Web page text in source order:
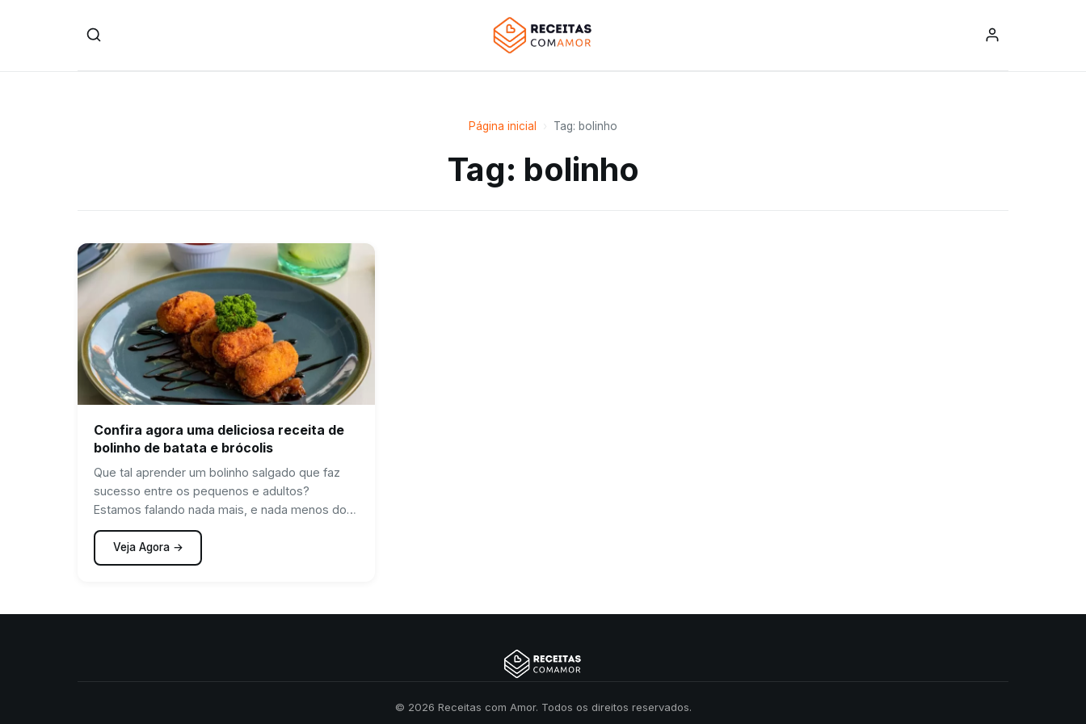
Página inicial Tag: bolinho
Tag: bolinho
Confira agora uma deliciosa receita de
bolinho de batata e brócolis
Que tal aprender um bolinho salgado que faz
sucesso entre os pequenos e adultos?
Estamos falando nada mais, e nada menos do
que o Bolinho de Batata com Brócolis. Uma
excelente receita para utilizar aqueles brócolis
que sobrou ou não está tão bonito na geladeira.
Veja Agora →
© 2026 Receitas com Amor. Todos os direitos reservados.